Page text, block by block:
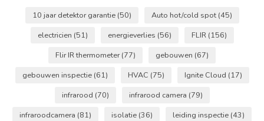
10 jaar detektor garantie (50) Auto hot/cold spot (45)
electricien (51) energieverlies (56) FLIR (156)
Flir IR thermometer(77) gebouwen (67)
gebouwen inspectie (61) HVAC (75) Ignite Cloud (17)
infrarood (70) infrarood camera (79)
infraroodcamera (81) isolatie (36) leiding inspectie (43)